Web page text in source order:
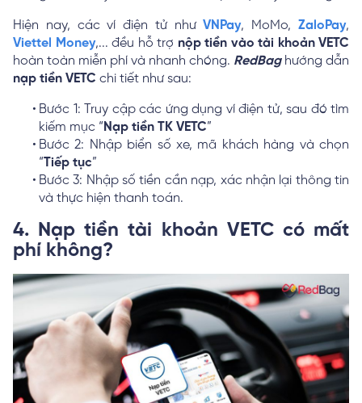
Hiện nay, các ví điện tử nhưVNPay, MoMo,ZaloPay,
Viettel Money,... đều hỗ trợ nộp tiền vào tài khoản VETC
hoàn toàn miễn phí và nhanh chóng. RedBaghướng dẫn
nạp tiền VETC chi tiết như sau:
Bước 1: Truy cập các ứng dụng ví điện tử, sau đó tìm
kiếm mục “ Nạp tiền TK VETC”
Bước 2: Nhập biển số xe, mã khách hàng và chọn
“Tiếp tục”
Bước 3: Nhập số tiền cần nạp, xác nhận lại thông tin
và thực hiện thanh toán.
4. Nạp tiền tài khoản VETC có mất
phí không?